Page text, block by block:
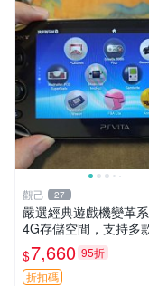
觀己 27
嚴選經典遊戲機變革
4G存儲空間，支持多
器享受懷舊樂趣 黑店版
游戲 模擬器
$7,660 95折
折扣碼